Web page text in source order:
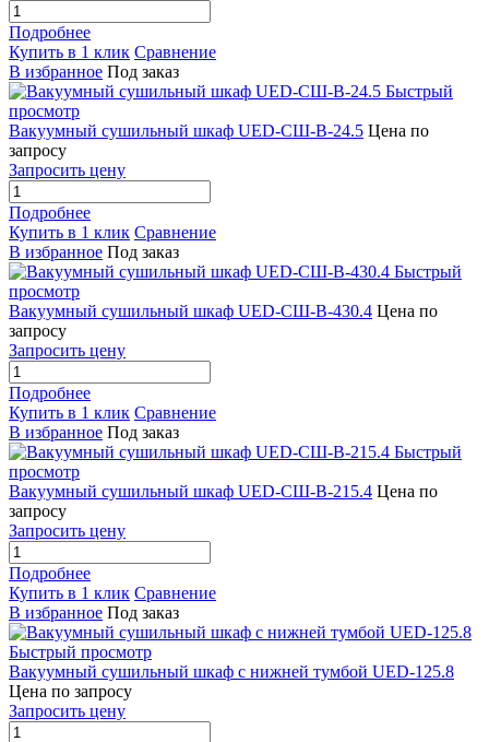
Подробнее
Купить в 1 клик Сравнение
В избранное Под заказ
Быстрый
просмотр
Вакуумный сушильный шкаф UED-СШ-В-24.5 Цена по
запросу
Запросить цену
Подробнее
Купить в 1 клик Сравнение
В избранное Под заказ
Быстрый
просмотр
Вакуумный сушильный шкаф UED-СШ-В-430.4 Цена по
запросу
Запросить цену
Подробнее
Купить в 1 клик Сравнение
В избранное Под заказ
Быстрый
просмотр
Вакуумный сушильный шкаф UED-СШ-В-215.4 Цена по
запросу
Запросить цену
Подробнее
Купить в 1 клик Сравнение
В избранное Под заказ
Быстрый просмотр
Вакуумный сушильный шкаф с нижней тумбой UED-125.8
Цена по запросу
Запросить цену